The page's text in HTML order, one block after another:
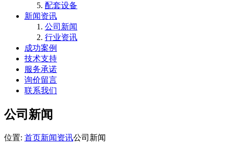
配套设备
新闻资讯
公司新闻
行业资讯
成功案例
技术支持
服务承诺
询价留言
联系我们
公司新闻
位置: 首页新闻资讯公司新闻